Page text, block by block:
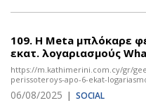
109. Η Meta μπλόκαρε
εκατ. λογαριασμούς
https://m.kathimerini.com.cy/gr/
perissoteroys-apo-6-ekat-
06/08/2025 | SOCIAL